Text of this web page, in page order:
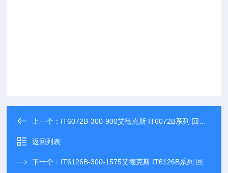
上一个： IT6072B-300-900艾德克斯 IT6072B系列 回馈式源载系统
返回列表
下一个： IT6126B-300-1575艾德克斯 IT6126B系列 回馈式源载系统